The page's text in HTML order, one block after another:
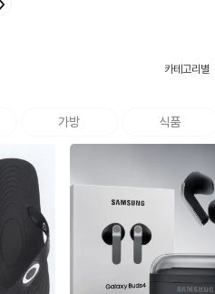
카테고리별
가방 식품